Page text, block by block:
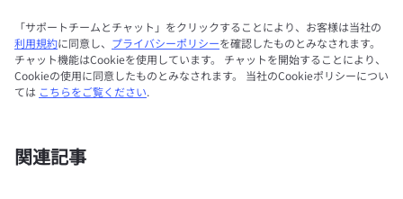
「サポートチームとチャット」をクリックすることにより、お客様は当社の
利用規約に同意し、 プライバシーポリシーを確認したものとみなされます。
チャット機能はCookieを使用しています。 チャットを開始することにより、
Cookieの使用に同意したものとみなされます。 当社のCookieポリシーについ
ては こちらをご覧ください.
関連記事